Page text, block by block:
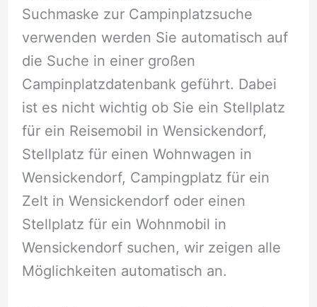
Suchmaske zur Campinplatzsuche
verwenden werden Sie automatisch auf
die Suche in einer großen
Campinplatzdatenbank geführt. Dabei
ist es nicht wichtig ob Sie ein Stellplatz
für ein Reisemobil in Wensickendorf,
Stellplatz für einen Wohnwagen in
Wensickendorf, Campingplatz für ein
Zelt in Wensickendorf oder einen
Stellplatz für ein Wohnmobil in
Wensickendorf suchen, wir zeigen alle
Möglichkeiten automatisch an.